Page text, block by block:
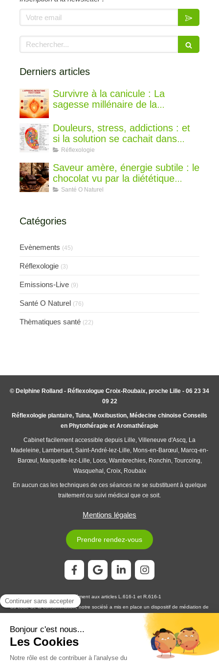
Votre email
Rechercher
Derniers articles
Survivre à la canicule : La
sagesse millénaire de la
frais
Douleurs, stress, addictions : et
si la solution se cachait dans
votre oreille ?
Réflexologie
Saveur amère, énergie subtile : le
chocolat vu par la diététique
chinoise
Santé O Naturel
Catégories
Evènements (45)
Réflexologie (3)
Emissions-Live (9)
Santé O Naturel (76)
Thèmatiques santé (22)
© Delphine Rolland - Réflexologue Croix-Roubaix, proche Lille - 06 23 34
09 22
Réflexologie plantaire, Tuina, Moxibustion, Médecine chinoise Conseils
en Phytothérapie et Aromathérapie
Cabinet facilement accessible depuis Lille, Villeneuve d'Ascq, La
Madeleine, Lambersart, Saint-André-lez-Lille, Mons-en-Barœul, Marcq-en-
Barœul, Marquette-lez-Lille, Loos, Wambrechies, Ronchin, Tourcoing,
Wasquehal, Croix, Roubaix
En aucun cas les techniques de ces séances ne se substituent à quelque
traitement ou suivi médical que ce soit.
Mentions légales
Prendre rendez-vous
Conformément aux articles L.616-1 et R.616-1
du code de la consommation, notre société a mis en place un dispositif de médiation de
MEDIATION CONSOMMATION
En cas de litige, vous pouvez déposer votre réclamation sur son site
https://www.medconsodev.eu ou par voie postale en écrivant à :